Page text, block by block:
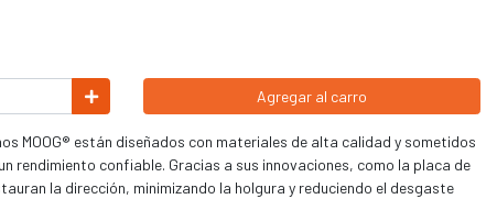
Agregar al carro
MOOG® están diseñados con materiales de alta calidad y sometidos
rendimiento confiable. Gracias a sus innovaciones, como la placa de
la dirección, minimizando la holgura y reduciendo el desgaste